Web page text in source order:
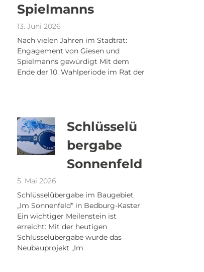
Spielmanns
13. Juni 2026
Nach vielen Jahren im Stadtrat:
Engagement von Giesen und
Spielmanns gewürdigt Mit dem
Ende der 10. Wahlperiode im Rat der
Schlüsselü
bergabe
Sonnenfeld
5. Mai 2026
Schlüsselübergabe im Baugebiet
„Im Sonnenfeld“ in Bedburg-Kaster
Ein wichtiger Meilenstein ist
erreicht: Mit der heutigen
Schlüsselübergabe wurde das
Neubauprojekt „Im